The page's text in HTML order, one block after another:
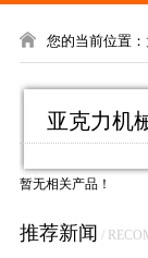
您的当前位置：
亚克力机
暂无相关产品！
推荐新闻 /